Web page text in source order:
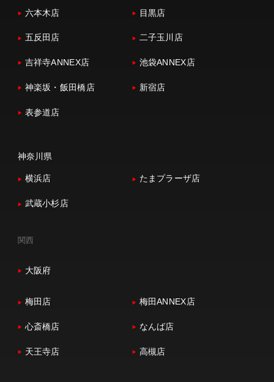
六本木店 目黒店
五反田店 二子玉川店
吉祥寺ANNEX店 池袋ANNEX店
神楽坂・飯田橋店 新宿店
表参道店
神奈川県
横浜店 たまプラーザ店
武蔵小杉店
関西
大阪府
梅田店 梅田ANNEX店
心斎橋店 なんば店
天王寺店 高槻店